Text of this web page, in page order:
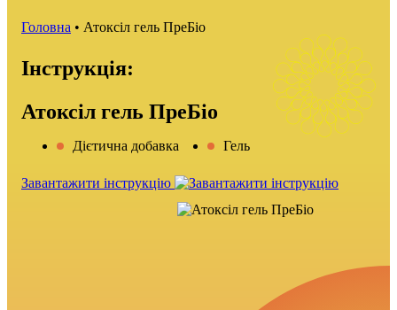
Головна • Атоксіл гель ПреБіо
Інструкція:
Атоксіл гель ПреБіо
Дієтична добавка Гель
Завантажити інструкцію